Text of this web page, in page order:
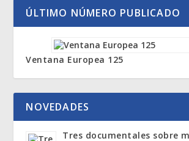
ÚLTIMO NÚMERO PUBLICADO
Ventana Europea 125
NOVEDADES
Tres documentales sobre